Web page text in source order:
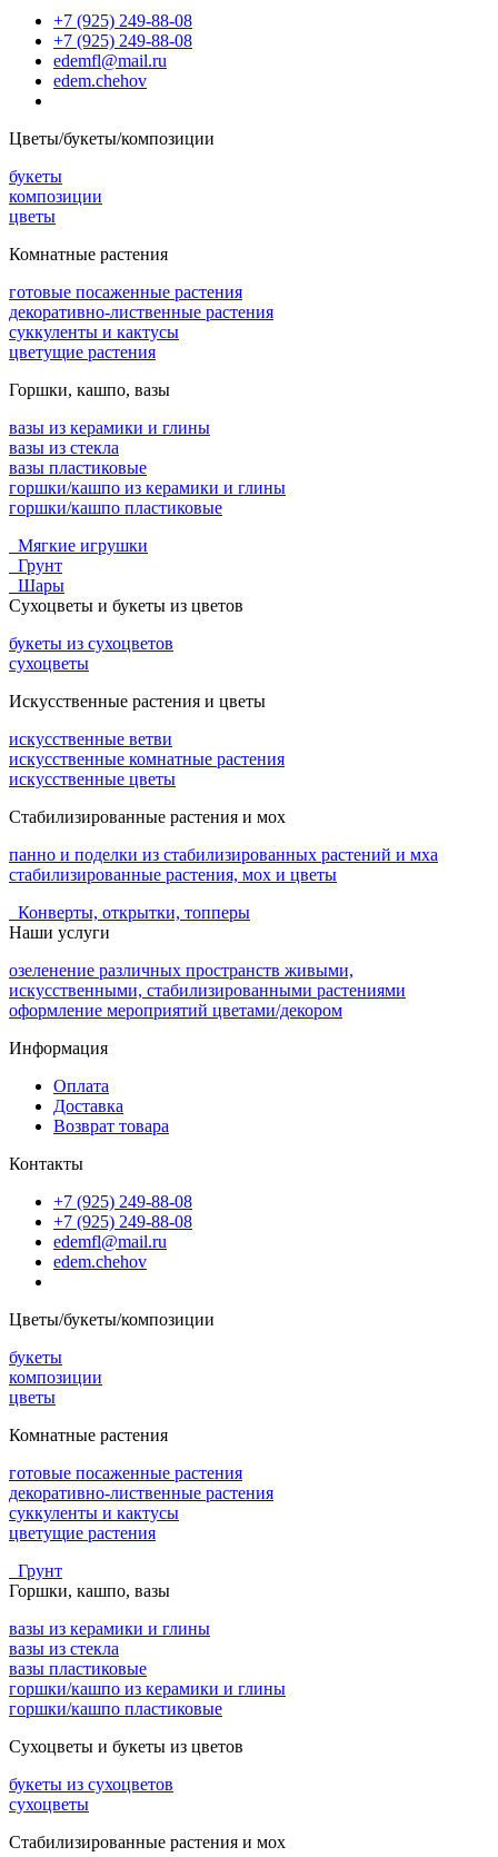
+7 (925) 249-88-08
+7 (925) 249-88-08
edemfl@mail.ru
edem.chehov
Цветы/букеты/композиции
букеты
композиции
цветы
Комнатные растения
готовые посаженные растения
декоративно-лиственные растения
суккуленты и кактусы
цветущие растения
Горшки, кашпо, вазы
вазы из керамики и глины
вазы из стекла
вазы пластиковые
горшки/кашпо из керамики и глины
горшки/кашпо пластиковые
Мягкие игрушки
Грунт
Шары
Сухоцветы и букеты из цветов
букеты из сухоцветов
сухоцветы
Искусственные растения и цветы
искусственные ветви
искусственные комнатные растения
искусственные цветы
Стабилизированные растения и мох
панно и поделки из стабилизированных растений и мха
стабилизированные растения, мох и цветы
Конверты, открытки, топперы
Наши услуги
озеленение различных пространств живыми,
искусственными, стабилизированными растениями
оформление мероприятий цветами/декором
Информация
Оплата
Доставка
Возврат товара
Контакты
+7 (925) 249-88-08
+7 (925) 249-88-08
edemfl@mail.ru
edem.chehov
Цветы/букеты/композиции
букеты
композиции
цветы
Комнатные растения
готовые посаженные растения
декоративно-лиственные растения
суккуленты и кактусы
цветущие растения
Грунт
Горшки, кашпо, вазы
вазы из керамики и глины
вазы из стекла
вазы пластиковые
горшки/кашпо из керамики и глины
горшки/кашпо пластиковые
Сухоцветы и букеты из цветов
букеты из сухоцветов
сухоцветы
Стабилизированные растения и мох